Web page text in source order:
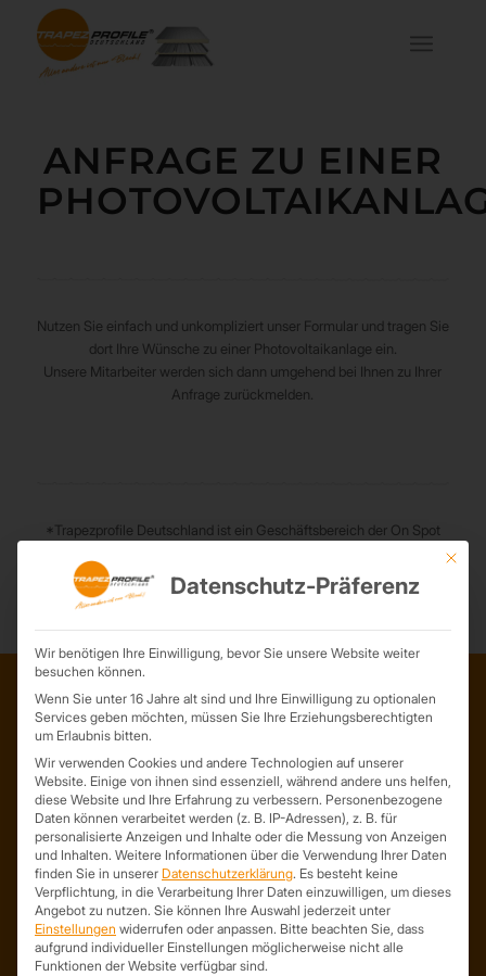
ANFRAGE ZU EINER
Nutzen Sie einfach und unkompliziert unser Formular und tragen Sie
dort Ihre Wünsche zu einer Photovoltaikanlage ein.
Unsere Mitarbeiter werden sich dann umgehend bei Ihnen zu Ihrer
Anfrage zurückmelden.
*Trapezprofile Deutschland ist ein Geschäftsbereich der On Spot
ADRESSE
Trapezprofile Deutschland
ist ein Geschäftsbereich der
On Spot Service GmbH
Söllichauer Straße 7
04356 Leipzig
Deutschland
Mail: info@trapezprofile-deutschland.de
Tel.: +49 341 520 19 139
Mit
Datenschutz-Präferenz
Wir benötigen Ihre Einwilligung, bevor Sie unsere Website weiter
besuchen können.
Wenn Sie unter 16 Jahre alt sind und Ihre Einwilligung zu optionalen
Services geben möchten, müssen Sie Ihre Erziehungsberechtigten
um Erlaubnis bitten.
Wir verwenden Cookies und andere Technologien auf unserer
Website. Einige von ihnen sind essenziell, während andere uns helfen,
diese Website und Ihre Erfahrung zu verbessern. Personenbezogene
Daten können verarbeitet werden (z. B. IP-Adressen), z. B. für
personalisierte Anzeigen und Inhalte oder die Messung von Anzeigen
und Inhalten. Weitere Informationen über die Verwendung Ihrer Daten
finden Sie in unserer Datenschutzerklärung. Es besteht keine
Verpflichtung, in die Verarbeitung Ihrer Daten einzuwilligen, um dieses
Angebot zu nutzen. Sie können Ihre Auswahl jederzeit unter
Einstellungen widerrufen oder anpassen. Bitte beachten Sie, dass
aufgrund individueller Einstellungen möglicherweise nicht alle
Funktionen der Website verfügbar sind.